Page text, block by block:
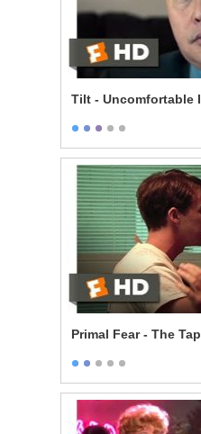
Tilt - Uncomfortable
Primal Fear - The